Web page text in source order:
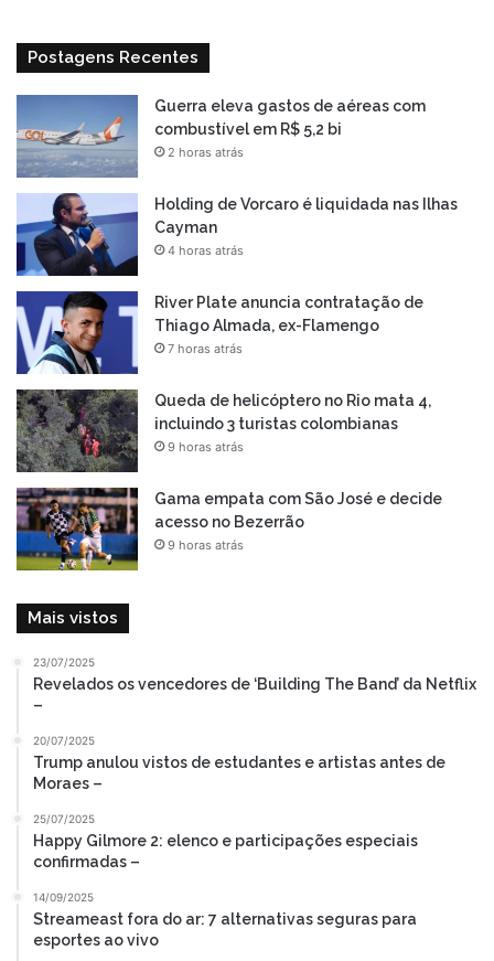
Postagens Recentes
Guerra eleva gastos de aéreas com
combustível em R$ 5,2 bi
2 horas atrás
Holding de Vorcaro é liquidada nas Ilhas
Cayman
4 horas atrás
River Plate anuncia contratação de
Thiago Almada, ex-Flamengo
7 horas atrás
Queda de helicóptero no Rio mata 4,
incluindo 3 turistas colombianas
9 horas atrás
Gama empata com São José e decide
acesso no Bezerrão
9 horas atrás
Mais vistos
23/07/2025
Revelados os vencedores de ‘Building The Band’ da Netflix
–
20/07/2025
Trump anulou vistos de estudantes e artistas antes de
Moraes –
25/07/2025
Happy Gilmore 2: elenco e participações especiais
confirmadas –
14/09/2025
Streameast fora do ar: 7 alternativas seguras para
esportes ao vivo